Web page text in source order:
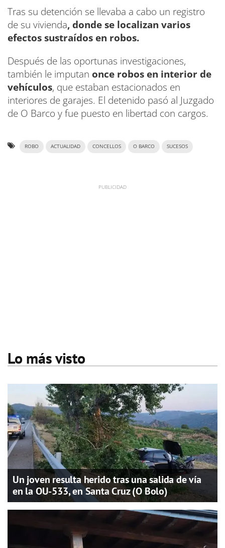
Tras su detención se llevaba a cabo un registro
de su vivienda, donde se localizan varios
efectos sustraídos en robos.
Después de las oportunas investigaciones,
también le imputan once robos en interior de
vehículos, que estaban estacionados en
interiores de garajes. El detenido pasó al Juzgado
de O Barco y fue puesto en libertad con cargos.
ROBO ACTUALIDAD CONCELLOS O BARCO SUCESOS
Lo más visto
Un joven resulta herido tras una salida de vía
en la OU-533, en Santa Cruz (O Bolo)